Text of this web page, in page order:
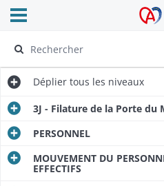
Archives
Ouvrir le menu déroulant
Déplier tous les niveaux
3J - Filature de la Porte du
PERSONNEL
MOUVEMENT DU
EFFECTIFS